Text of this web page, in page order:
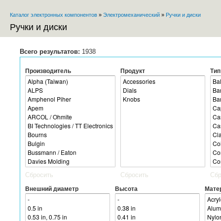
Вы здесь
Каталог электронных компонентов » Электромеханический » Ручки и диски
Ручки и диски
Всего результатов: 1938
Производитель
Сбросить
Продукт
Сбросить
Тип
Внешний диаметр Высота